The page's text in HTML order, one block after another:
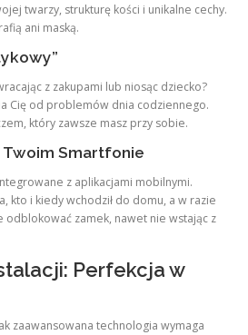
twarzy, strukturę kości i unikalne cechy.
ani maską.
z zakupami lub niosąc dziecko?
Cię od problemów dnia codziennego.
który zawsze masz przy sobie.
Twoim Smartfonie
z aplikacjami mobilnymi.
kto i kiedy wchodził do domu, a w razie
odblokować zamek, nawet nie wstając z
Perfekcja w
zaawansowana technologia wymaga